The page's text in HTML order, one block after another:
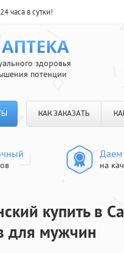
часа в сутки!
здоровья
потенции
КАК ЗАКАЗАТЬ
Даем
на
купить в
для мужчин